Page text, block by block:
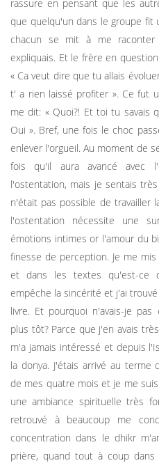
rassure en pensant que les
que quelqu'un dans le groupe fit
chacun se mit à me
expliquais. Et le frère en
« Ca veut dire que tu allais
t' a rien laissé profiter ». Ce fut
me dit: « Quoi?! Et toi tu savais
Oui ». Bref, une fois le choc
enlever l'orgueil. Au moment de
fois qu'il aura avancé avec
l'ostentation, mais je sentais
n'était pas possible de travailler
l'ostentation nécessite une
émotions intimes or l'amour du
finesse de perception. Je me
et dans les textes qu'est-ce
empêche la sincérité et j'ai
livre. Et pourquoi n'avais-je
plus tôt? Parce que j'en avais
m'a jamais intéressé et depuis
la donya. J'étais arrivé au
de mes quatre mois et je me
une ambiance spirituelle très
retrouvé à beaucoup me
concentration dans le dhikr
prière, quand tout à coup